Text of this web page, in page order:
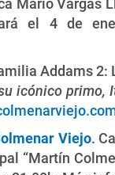
Mario Vargas
el 4 de
Addams 2:
icónico primo,
Viejo.
“Martín